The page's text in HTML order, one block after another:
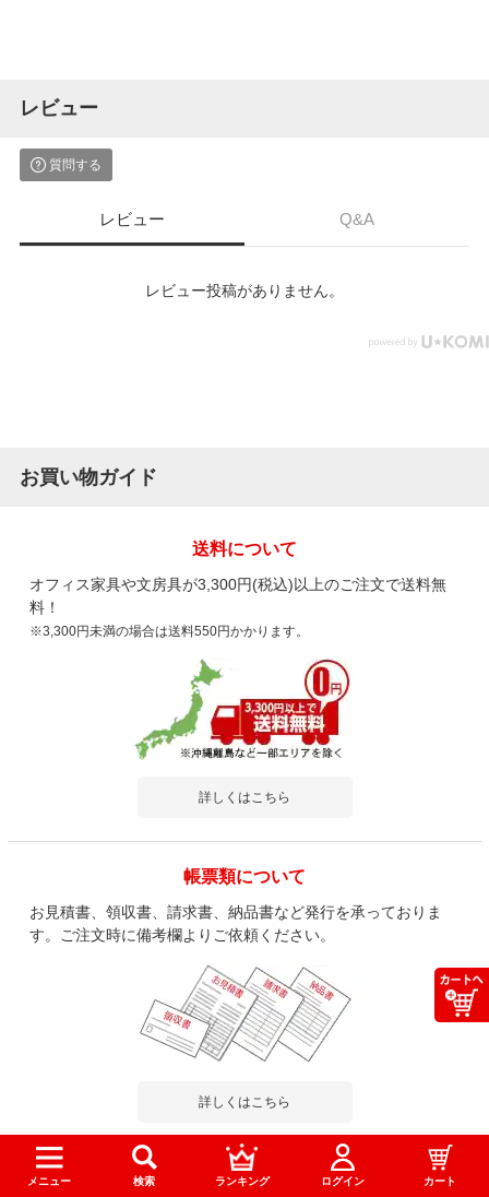
レビュー
質問する
レビュー Q&A
レビュー投稿がありません。
お買い物ガイド
送料について
オフィス家具や文房具が3,300円(税込)以上のご注文で送料無
料！
※3,300円未満の場合は送料550円かかります。
詳しくはこちら
帳票類について
お見積書、領収書、請求書、納品書など発行を承っておりま
す。ご注文時に備考欄よりご依頼ください。
詳しくはこちら
メニュー 検索 ランキング ログイン カート